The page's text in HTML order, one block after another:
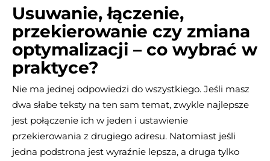
Usuwanie, łączenie,
przekierowanie czy zmiana
optymalizacji – co wybrać w
praktyce?
Nie ma jednej odpowiedzi do wszystkiego. Jeśli masz
dwa słabe teksty na ten sam temat, zwykle najlepsze
jest połączenie ich w jeden i ustawienie
przekierowania z drugiego adresu. Natomiast jeśli
jedna podstrona jest wyraźnie lepsza, a druga tylko